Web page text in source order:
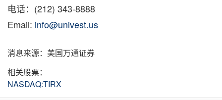
电话：(212) 343-8888
Email: info@univest.us
消息来源：美国万通证券
相关股票：
NASDAQ:TIRX